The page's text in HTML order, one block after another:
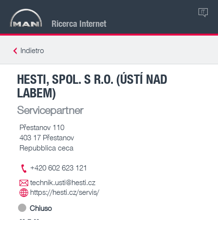
Ricerca Internet
IT
Indietro
HESTI, SPOL. S R.O. (ÚSTÍ NAD
LABEM)
Servicepartner
Přestanov 110
403 17 Přestanov
Repubblica ceca
+420 602 623 121
technik.usti@hesti.cz
https://hesti.cz/servis/
Chiuso
-- – --